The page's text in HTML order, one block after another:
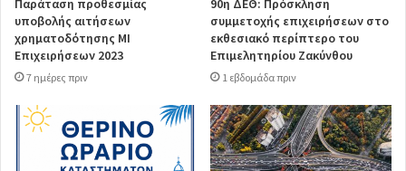
Παράταση προθεσμίας
υποβολής αιτήσεων
χρηματοδότησης ΜΙ
Επιχειρήσεων 2023
7 ημέρες πριν
90η ΔΕΘ: Πρόσκληση
συμμετοχής επιχειρήσεων στο
εκθεσιακό περίπτερο του
Επιμελητηρίου Ζακύνθου
1 εβδομάδα πριν